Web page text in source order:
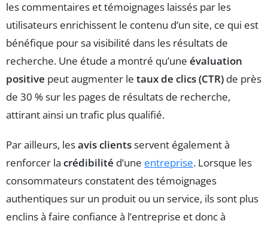
les commentaires et témoignages laissés par les
utilisateurs enrichissent le contenu d’un site, ce qui est
bénéfique pour sa visibilité dans les résultats de
recherche. Une étude a montré qu’une évaluation
positive peut augmenter le taux de clics (CTR) de près
de 30 % sur les pages de résultats de recherche,
attirant ainsi un trafic plus qualifié.
Par ailleurs, lesavis clientsservent également à
renforcer la crédibilité d’une entreprise. Lorsque les
consommateurs constatent des témoignages
authentiques sur un produit ou un service, ils sont plus
enclins à faire confiance à l’entreprise et donc à